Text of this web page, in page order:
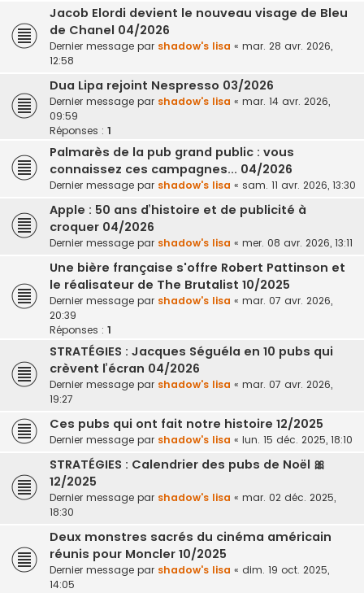
Jacob Elordi devient le nouveau visage de Bleu
de Chanel 04/2026
Dernier message par shadow's lisa « mar. 28 avr. 2026,
12:58
Dua Lipa rejoint Nespresso 03/2026
Dernier message par shadow's lisa « mar. 14 avr. 2026,
09:59
Réponses : 1
Palmarès de la pub grand public : vous
connaissez ces campagnes... 04/2026
Dernier message par shadow's lisa « sam. 11 avr. 2026, 13:30
Apple : 50 ans d’histoire et de publicité à
croquer 04/2026
Dernier message par shadow's lisa « mer. 08 avr. 2026, 13:11
Une bière française s'offre Robert Pattinson et
le réalisateur de The Brutalist 10/2025
Dernier message par shadow's lisa « mar. 07 avr. 2026,
20:39
Réponses : 1
STRATÉGIES : Jacques Séguéla en 10 pubs qui
crèvent l’écran 04/2026
Dernier message par shadow's lisa « mar. 07 avr. 2026,
19:27
Ces pubs qui ont fait notre histoire 12/2025
Dernier message par shadow's lisa « lun. 15 déc. 2025, 18:10
STRATÉGIES : Calendrier des pubs de Noël 🎀
12/2025
Dernier message par shadow's lisa « mar. 02 déc. 2025,
18:30
Deux monstres sacrés du cinéma américain
réunis pour Moncler 10/2025
Dernier message par shadow's lisa « dim. 19 oct. 2025,
14:05